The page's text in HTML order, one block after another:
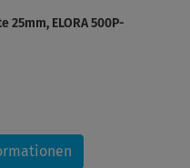
ELORA 500P-